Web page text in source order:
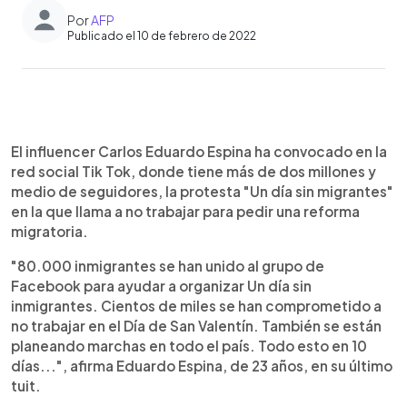
PorAFP
Publicado el 10 de febrero de 2022
Escuchar artículo
El influencer Carlos Eduardo Espina ha convocado en la
red social Tik Tok, donde tiene más de dos millones y
medio de seguidores, la protesta "Un día sin migrantes"
en la que llama a no trabajar para pedir una reforma
migratoria.
"80.000 inmigrantes se han unido al grupo de
Facebook para ayudar a organizar Un día sin
inmigrantes. Cientos de miles se han comprometido a
no trabajar en el Día de San Valentín. También se están
planeando marchas en todo el país. Todo esto en 10
días...", afirma Eduardo Espina, de 23 años, en su último
tuit.